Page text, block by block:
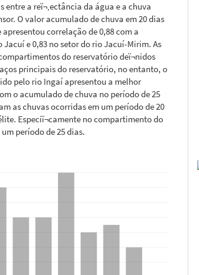
a reï¬‚ectância da água e a chuva
O valor acumulado de chuva em 20 dias
correlação de 0,88 com a
Jacuí e 0,83 no setor do rio Jacuí-Mirim. As
do reservatório deï¬nidos
principais do reservatório, no entanto, o
pelo rio Ingaí apresentou a melhor
o acumulado de chuva no período de 25
as chuvas ocorridas em um período de 20
Especiï¬camente no compartimento do
período de 25 dias.